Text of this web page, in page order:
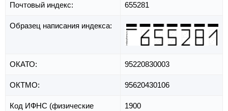
Почтовый индекс: 655281
Образец написания индекса:
ОКАТО: 95220830003
ОКТМО: 95620430106
Код ИФНС (физические
1900